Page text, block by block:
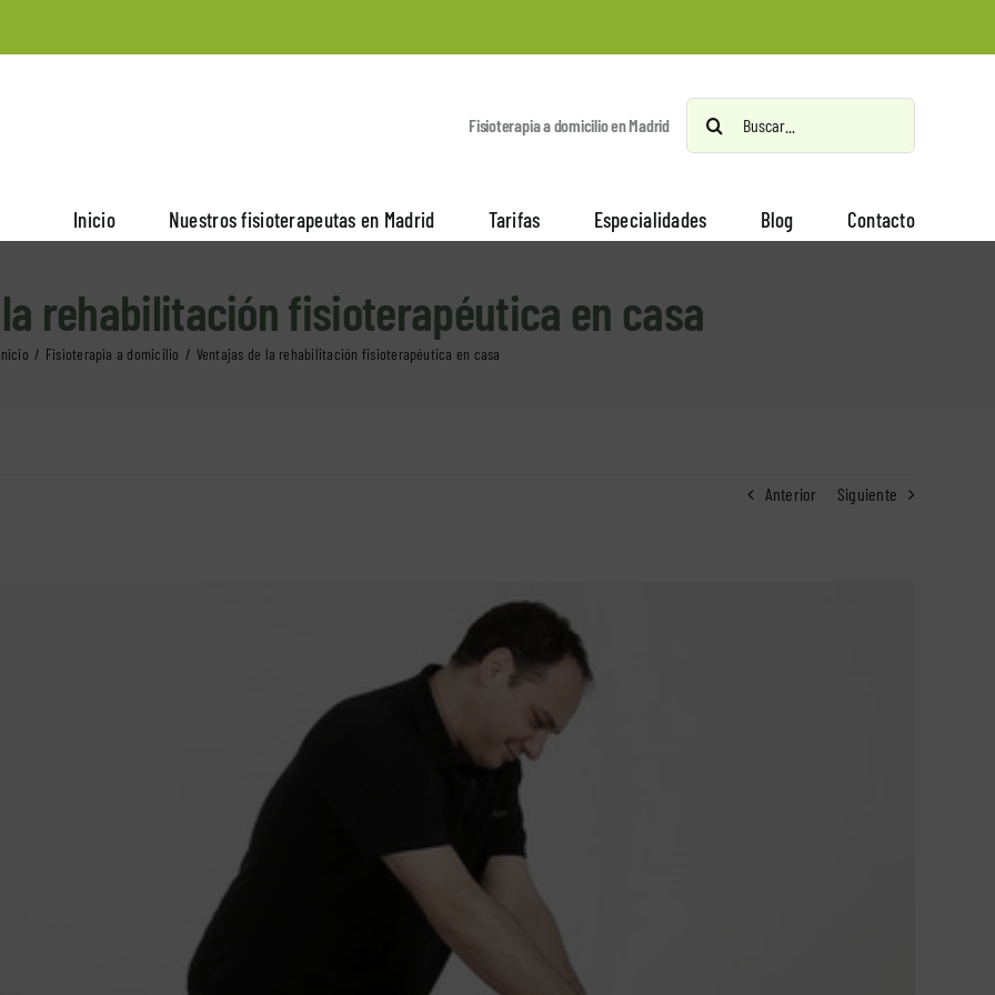
Fisioterapia a domicilio en Madrid
Inicio Nuestros fisioterapeutas en Madrid Tarifas Especialidades Blog Contacto
rehabilitación fisioterapéutica en casa
Fisioterapia a domicilio Ventajas de la rehabilitación fisioterapéutica en casa
Anterior Siguiente